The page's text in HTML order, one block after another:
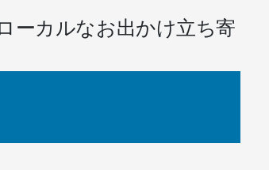
ーカルなお出かけ立ち寄